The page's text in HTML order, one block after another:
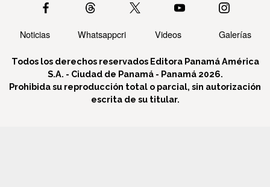
Noticias Whatsappcri Videos Galerías
Todos los derechos reservados Editora Panamá América
S.A. - Ciudad de Panamá - Panamá 2026.
Prohibida su reproducción total o parcial, sin autorización
escrita de su titular.